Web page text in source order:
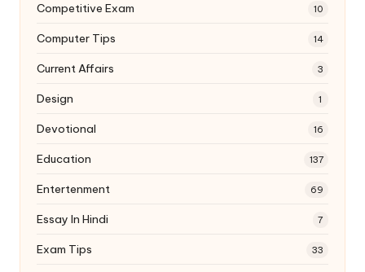
Competitive Exam 10
Computer Tips 14
Current Affairs 3
Design 1
Devotional 16
Education 137
Entertenment 69
Essay In Hindi 7
Exam Tips 33